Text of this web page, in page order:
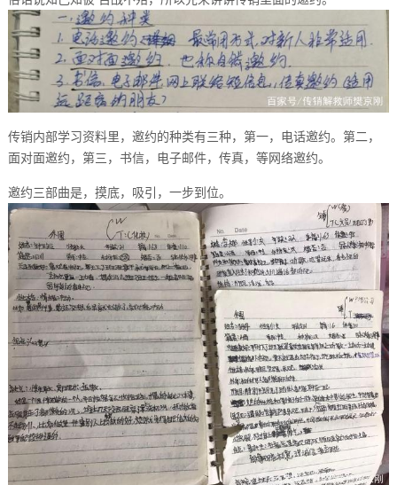
传销内部学习资料里，邀约的种类有三种，第一，电话邀约。第二，
面对面邀约，第三，书信，电子邮件，传真，等网络邀约。
邀约三部曲是，摸底，吸引，一步到位。